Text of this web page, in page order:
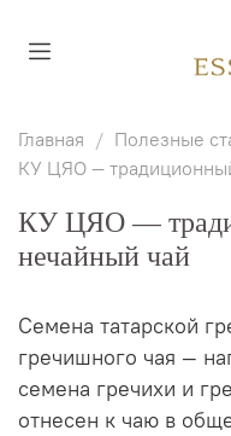
Главная
Полезные
КУ ЦЯО —
КУ ЦЯО —
нечайный чай
Семена татарской
гречишного чая —
семена гречихи и
отнесен к чаю в